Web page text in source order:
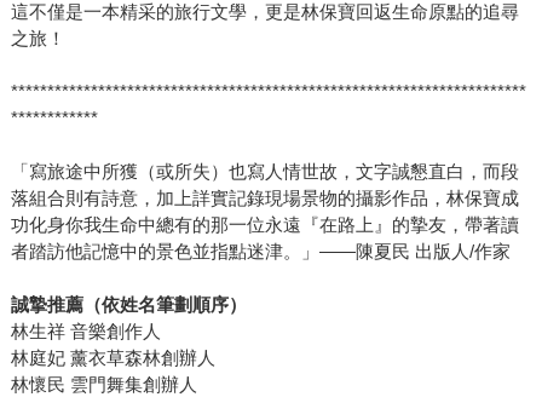
這不僅是一本精采的旅行文學，更是林保寶回返生命原點的追尋
之旅！
***********************************************************************
************
「寫旅途中所獲（或所失）也寫人情世故，文字誠懇直白，而段
落組合則有詩意，加上詳實記錄現場景物的攝影作品，林保寶成
功化身你我生命中總有的那一位永遠『在路上』的摯友，帶著讀
者踏訪他記憶中的景色並指點迷津。」——陳夏民 出版人/作家
誠摯推薦（依姓名筆劃順序）
林生祥 音樂創作人
林庭妃 薰衣草森林創辦人
林懷民 雲門舞集創辦人